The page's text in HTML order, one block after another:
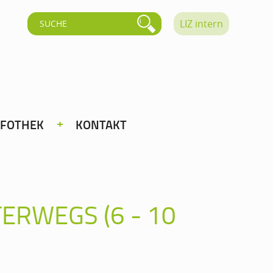
LIZ intern
KONTAKT
(6 - 10